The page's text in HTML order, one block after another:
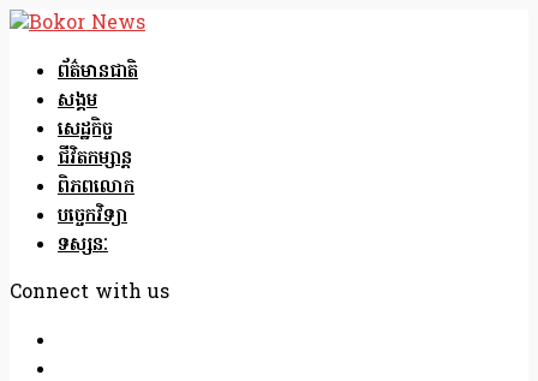
ព័ត៌មានជាតិ
សង្គម
សេដ្ឋកិច្ច
ជីវិតកម្សាន្ត
ពិភពលោក
បច្ចេកវិទ្យា
ទស្សនៈ
Connect with us